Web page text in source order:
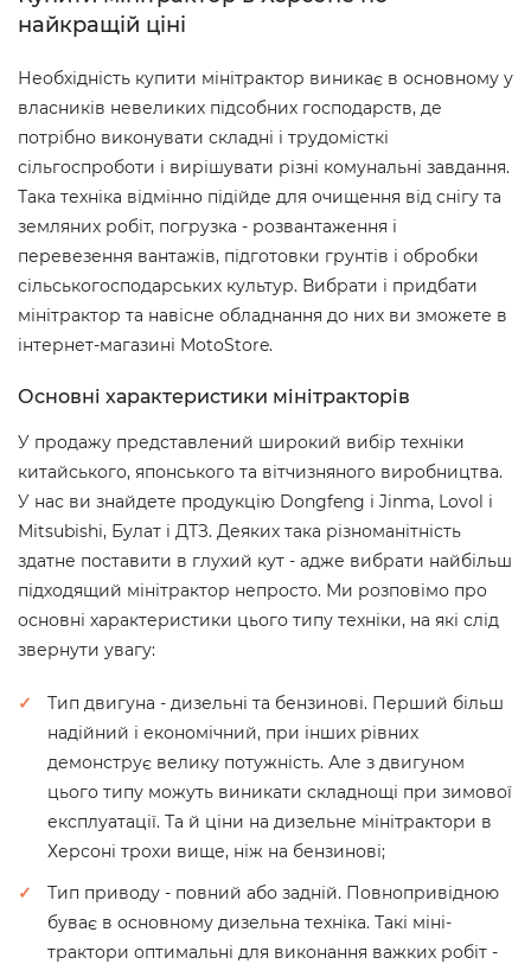
найкращій ціні
Необхідність купити мінітрактор виникає в основному у
власників невеликих підсобних господарств, де
потрібно виконувати складні і трудомісткі
сільгоспроботи і вирішувати різні комунальні завдання.
Така техніка відмінно підійде для очищення від снігу та
земляних робіт, погрузка - розвантаження і
перевезення вантажів, підготовки грунтів і обробки
сільськогосподарських культур. Вибрати і придбати
мінітрактор та навісне обладнання до них ви зможете в
інтернет-магазині MotoStore.
Основні характеристики мінітракторів
У продажу представлений широкий вибір техніки
китайського, японського та вітчизняного виробництва.
У нас ви знайдете продукцію Dongfeng і Jinma, Lovol і
Mitsubishi, Булат і ДТЗ. Деяких така різноманітність
здатне поставити в глухий кут - адже вибрати найбільш
підходящий мінітрактор непросто. Ми розповімо про
основні характеристики цього типу техніки, на які слід
звернути увагу:
Тип двигуна - дизельні та бензинові. Перший більш
надійний і економічний, при інших рівних
демонструє велику потужність. Але з двигуном
цього типу можуть виникати складнощі при зимової
експлуатації. Та й ціни на дизельне мінітрактори в
Херсоні трохи вище, ніж на бензинові;
Тип приводу - повний або задній. Повнопривідною
буває в основному дизельна техніка. Такі міні-
трактори оптимальні для виконання важких робіт -